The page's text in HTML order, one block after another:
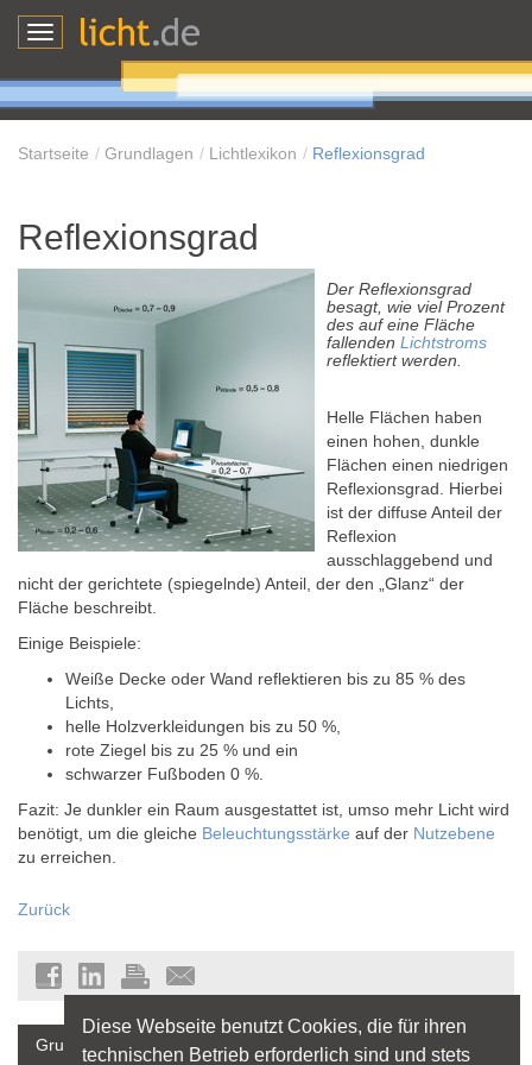
Toggle
Startseite Grundlagen Lichtlexikon Reflexionsgrad
Reflexionsgrad
Der Reflexionsgrad
besagt, wie viel Prozent
des auf eine Fläche
fallenden Lichtstroms
reflektiert werden.
Helle Flächen haben
einen hohen, dunkle
Flächen einen niedrigen
Reflexionsgrad. Hierbei
ist der diffuse Anteil der
Reflexion
ausschlaggebend und
nicht der gerichtete (spiegelnde) Anteil, der den „Glanz“ der
Fläche beschreibt.
Einige Beispiele:
Weiße Decke oder Wand reflektieren bis zu 85 % des
Lichts,
helle Holzverkleidungen bis zu 50 %,
rote Ziegel bis zu 25 % und ein
schwarzer Fußboden 0 %.
Fazit: Je dunkler ein Raum ausgestattet ist, umso mehr Licht wird
benötigt, um die gleiche Beleuchtungsstärke auf der Nutzebene
zu erreichen.
Zurück
Grundlagen
Diese Webseite benutzt Cookies, die für ihren
technischen Betrieb erforderlich sind und stets